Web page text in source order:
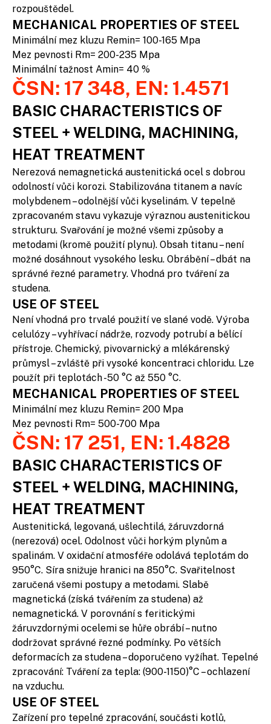
rozpouštědel.
MECHANICAL PROPERTIES OF STEEL
Minimální mez kluzu Remin= 100-165 Mpa
Mez pevnosti Rm= 200-235 Mpa
Minimální tažnost Amin= 40 %
ČSN: 17 348, EN: 1.4571
BASIC CHARACTERISTICS OF
STEEL + WELDING, MACHINING,
HEAT TREATMENT
Nerezová nemagnetická austenitická ocel s dobrou
odolností vůči korozi. Stabilizována titanem a navíc
molybdenem – odolnější vůči kyselinám. V tepelně
zpracovaném stavu vykazuje výraznou austenitickou
strukturu. Svařování je možné všemi způsoby a
metodami (kromě použití plynu). Obsah titanu – není
možné dosáhnout vysokého lesku. Obrábění – dbát na
správné řezné parametry. Vhodná pro tváření za
studena.
USE OF STEEL
Není vhodná pro trvalé použití ve slané vodě. Výroba
celulózy – vyhřívací nádrže, rozvody potrubí a bělící
přístroje. Chemický, pivovarnický a mlékárenský
průmysl – zvláště při vysoké koncentraci chloridu. Lze
použít při teplotách -50 °C až 550 °C.
MECHANICAL PROPERTIES OF STEEL
Minimální mez kluzu Remin= 200 Mpa
Mez pevnosti Rm= 500-700 Mpa
ČSN: 17 251, EN: 1.4828
BASIC CHARACTERISTICS OF
STEEL + WELDING, MACHINING,
HEAT TREATMENT
Austenitická, legovaná, ušlechtilá, žáruvzdorná
(nerezová) ocel. Odolnost vůči horkým plynům a
spalinám. V oxidační atmosféře odolává teplotám do
950°C. Síra snižuje hranici na 850°C. Svařitelnost
zaručená všemi postupy a metodami. Slabě
magnetická (získá tvářením za studena) až
nemagnetická. V porovnání s feritickými
žáruvzdornými ocelemi se hůře obrábí – nutno
dodržovat správné řezné podmínky. Po větších
deformacích za studena – doporučeno vyžíhat. Tepelné
zpracování: Tváření za tepla: (900-1150)°C – ochlazení
na vzduchu.
USE OF STEEL
Zařízení pro tepelné zpracování, součásti kotlů,